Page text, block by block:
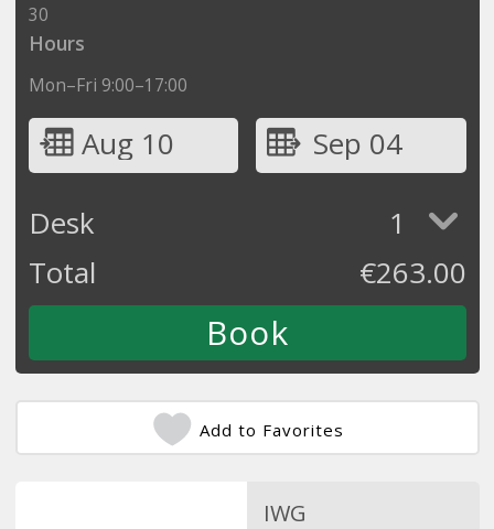
30
Hours
Mon–Fri 9:00–17:00
Aug 10
Sep 04
Desk
1
Total
€263.00
Add to Favorites
IWG